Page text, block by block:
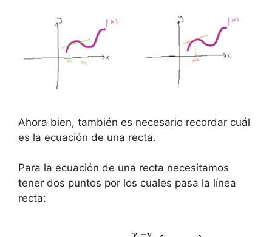
Ahora bien, también es necesario recordar cuál
es la ecuación de una recta.
Para la ecuación de una recta necesitamos
tener dos puntos por los cuales pasa la línea
recta: